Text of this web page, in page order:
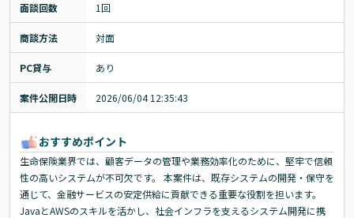
面談回数 1回
商談方法 対面
PC貸与 あり
案件公開日時 2026/06/04 12:35:43
おすすめポイント
生命保険業界では、顧客データの管理や業務効率化のために、堅牢で信頼
性の高いシステムが不可欠です。 本案件は、既存システムの開発・保守を
通じて、金融サービスの安定供給に貢献できる重要な役割を担います。
JavaとAWSのスキルを活かし、社会インフラを支えるシステム開発に携